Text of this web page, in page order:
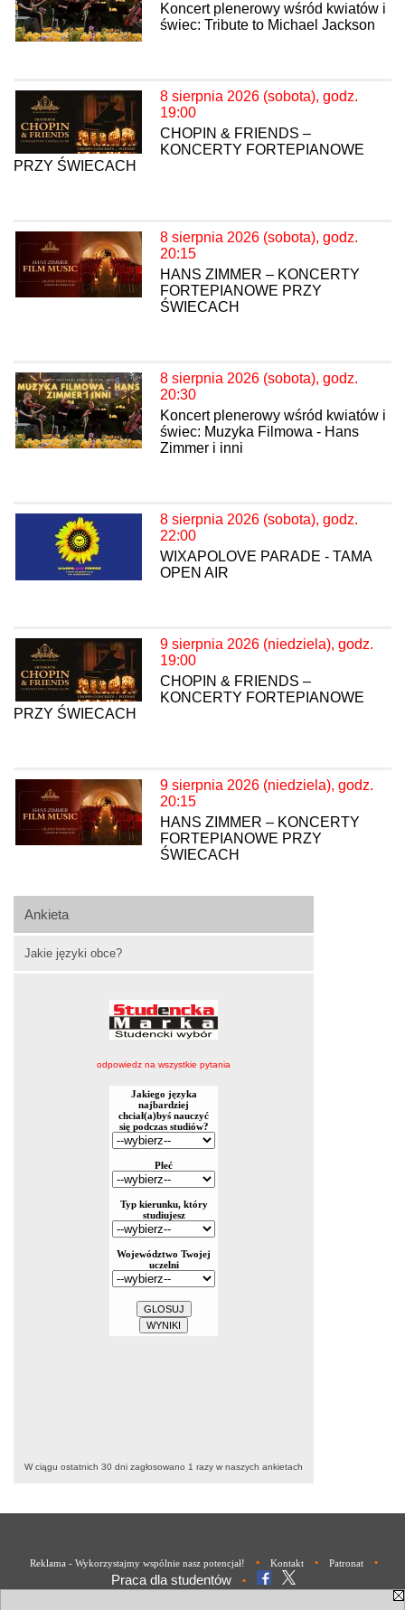
Ankieta
Jakie języki obce?
odpowiedz na wszystkie pytania
W ciągu ostatnich 30 dni zagłosowano 1 razy w naszych ankietach
Koncert plenerowy wśród kwiatów i
świec: Tribute to Michael Jackson
8 sierpnia 2026 (sobota), godz.
19:00
CHOPIN & FRIENDS –
KONCERTY FORTEPIANOWE
PRZY ŚWIECACH
8 sierpnia 2026 (sobota), godz.
20:15
HANS ZIMMER – KONCERTY
FORTEPIANOWE PRZY
ŚWIECACH
8 sierpnia 2026 (sobota), godz.
20:30
Koncert plenerowy wśród kwiatów i
świec: Muzyka Filmowa - Hans
Zimmer i inni
8 sierpnia 2026 (sobota), godz.
22:00
WIXAPOLOVE PARADE - TAMA
OPEN AIR
9 sierpnia 2026 (niedziela), godz.
19:00
CHOPIN & FRIENDS –
KONCERTY FORTEPIANOWE
PRZY ŚWIECACH
9 sierpnia 2026 (niedziela), godz.
20:15
HANS ZIMMER – KONCERTY
FORTEPIANOWE PRZY
ŚWIECACH
Reklama - Wykorzystajmy wspólnie nasz potencjał! • Kontakt • Patronat •
Praca dla studentów •